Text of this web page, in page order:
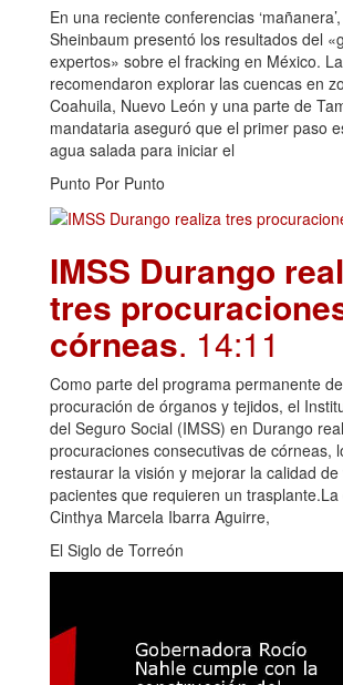
En una reciente conferencias
Sheinbaum presentó los resultados del
expertos» sobre el fracking en México.
recomendaron explorar las cuencas en
Coahuila, Nuevo León y una parte de
mandataria aseguró que el primer paso
agua salada para iniciar el
Punto Por Punto
IMSS Durango
tres
córneas. 14:11
Como parte del programa permanente
procuración de órganos y tejidos, el
del Seguro Social (IMSS) en Durango
procuraciones consecutivas de córneas,
restaurar la visión y mejorar la calidad
pacientes que requieren un trasplante.La
Cinthya Marcela Ibarra Aguirre,
El Siglo de Torreón